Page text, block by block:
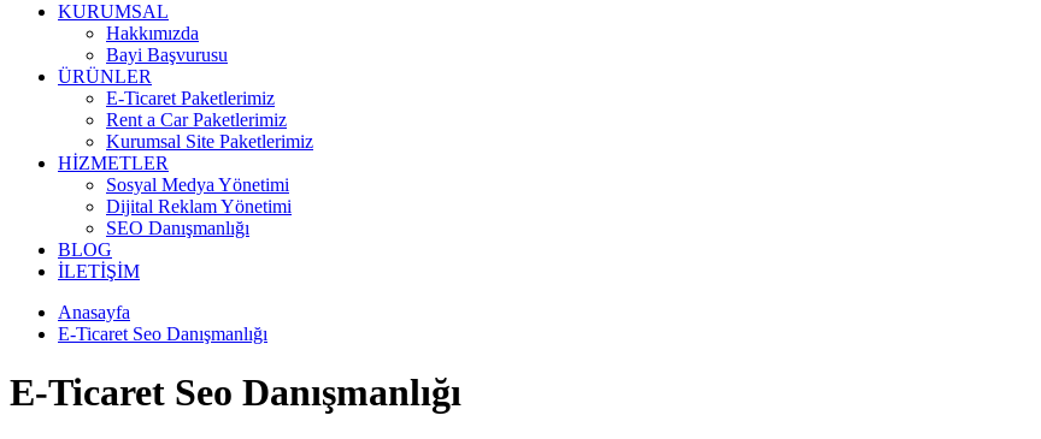
KURUMSAL
Hakkımızda
Bayi Başvurusu
ÜRÜNLER
E-Ticaret Paketlerimiz
Rent a Car Paketlerimiz
Kurumsal Site Paketlerimiz
HİZMETLER
Sosyal Medya Yönetimi
Dijital Reklam Yönetimi
SEO Danışmanlığı
BLOG
İLETİŞİM
Anasayfa
E-Ticaret Seo Danışmanlığı
E-Ticaret Seo Danışmanlığı